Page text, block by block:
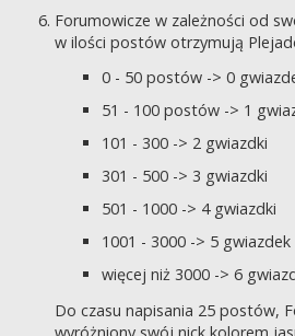
Forumowicze w zależności od
w ilości postów otrzymują
0 - 50 postów -> 0
51 - 100 postów -> 1
101 - 300 -> 2 gwiazdki
301 - 500 -> 3 gwiazdki
501 - 1000 -> 4 gwiazdki
1001 - 3000 -> 5 gwiazdek
więcej niż 3000 -> 6
Do czasu napisania 25 postów,
wyróżniony swój nick kolorem